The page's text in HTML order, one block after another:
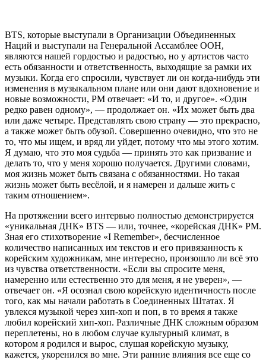
BTS, которые выступали в Организации Объединенных
Наций и выступали на Генеральной Ассамблее ООН,
являются нашей гордостью и радостью, но у артистов часто
есть обязанности и ответственность, выходящие за рамки их
музыки. Когда его спросили, чувствует ли он когда-нибудь эти
изменения в музыкальном плане или они дают вдохновение и
новые возможности, РM отвечает: «И то, и другое». «Один
редко равен одному», — продолжает он. «Их может быть два
или даже четыре. Представлять свою страну — это прекрасно,
а также может быть обузой. Совершенно очевидно, что это не
то, что мы ищем, и вряд ли уйдет, потому что мы этого хотим.
Я думаю, что это моя судьба — принять это как призвание и
делать то, что у меня хорошо получается. Другими словами,
моя жизнь может быть связана с обязанностями. Но такая
жизнь может быть весёлой, и я намерен и дальше жить с
таким отношением».
На протяжении всего интервью полностью демонстрируется
«уникальная ДНК» BTS — или, точнее, «корейская ДНК» РМ.
Зная его стихотворение «I Remember», бесчисленное
количество написанных им текстов и его привязанность к
корейским художникам, мне интересно, произошло ли всё это
из чувства ответственности. «Если вы спросите меня,
намеренно или естественно это для меня, я не уверен», —
отвечает он. «Я осознал свою корейскую идентичность после
того, как мы начали работать в Соединенных Штатах. Я
увлекся музыкой через хип-хоп и поп, в то время я также
любил корейский хип-хоп. Различные ДНК сложным образом
переплетены, но в любом случае культурный климат, в
котором я родился и вырос, слушая корейскую музыку,
кажется, укоренился во мне. Эти ранние влияния все еще со